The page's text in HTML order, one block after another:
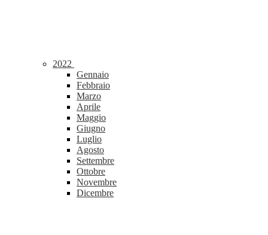
2022
Gennaio
Febbraio
Marzo
Aprile
Maggio
Giugno
Luglio
Agosto
Settembre
Ottobre
Novembre
Dicembre